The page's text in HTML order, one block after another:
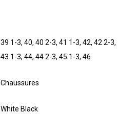
39 1-3, 40, 40 2-3, 41 1-3, 42, 42 2-3,
43 1-3, 44, 44 2-3, 45 1-3, 46
Chaussures
White Black